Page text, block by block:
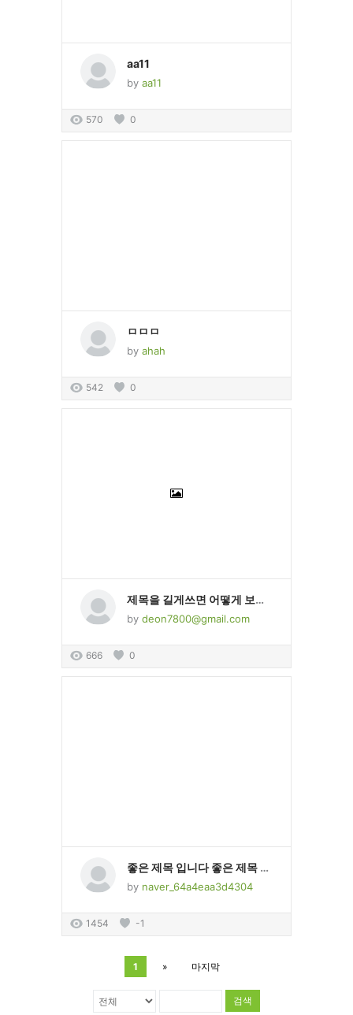
aa11
by aa11
570 0
ㅁㅁㅁ
by ahah
542 0
제목을 길게쓰면 어떻게 보이는지 테스트 하기 위한 게시물입니다
by deon7800@gmail.com
666 0
좋은 제목 입니다 좋은 제목 입니다 좋은 제목 입니다 좋은 제목 입니다 좋은 제목 입니다 좋은 제목 입니다 좋은 제목 입니다
by naver_64a4eaa3d4304
1454 -1
1 » 마지막
검색